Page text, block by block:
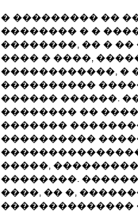
� ��������� ��
�������� � �
��������, �� �
���� � ����,
������������, �
����������
������ ������.
�������� ��
�������
����������
�����,
��������.
����, �� �,
��������������